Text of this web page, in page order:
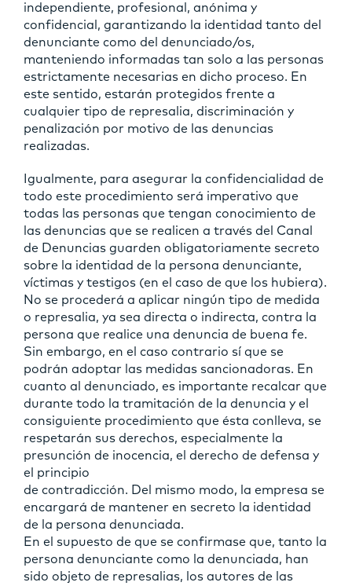
independiente, profesional, anónima y
confidencial, garantizando la identidad tanto del
denunciante como del denunciado/os,
manteniendo informadas tan solo a las personas
estrictamente necesarias en dicho proceso. En
este sentido, estarán protegidos frente a
cualquier tipo de represalia, discriminación y
penalización por motivo de las denuncias
realizadas.
Igualmente, para asegurar la confidencialidad de
todo este procedimiento será imperativo que
todas las personas que tengan conocimiento de
las denuncias que se realicen a través del Canal
de Denuncias guarden obligatoriamente secreto
sobre la identidad de la persona denunciante,
víctimas y testigos (en el caso de que los hubiera).
No se procederá a aplicar ningún tipo de medida
o represalia, ya sea directa o indirecta, contra la
persona que realice una denuncia de buena fe.
Sin embargo, en el caso contrario sí que se
podrán adoptar las medidas sancionadoras. En
cuanto al denunciado, es importante recalcar que
durante todo la tramitación de la denuncia y el
consiguiente procedimiento que ésta conlleva, se
respetarán sus derechos, especialmente la
presunción de inocencia, el derecho de defensa y
el principio
de contradicción. Del mismo modo, la empresa se
encargará de mantener en secreto la identidad
de la persona denunciada.
En el supuesto de que se confirmase que, tanto la
persona denunciante como la denunciada, han
sido objeto de represalias, los autores de las